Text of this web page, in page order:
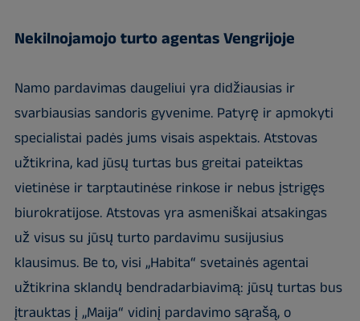
Nekilnojamojo turto agentas Vengrijoje
Namo pardavimas daugeliui yra didžiausias ir
svarbiausias sandoris gyvenime. Patyrę ir apmokyti
specialistai padės jums visais aspektais. Atstovas
užtikrina, kad jūsų turtas bus greitai pateiktas
vietinėse ir tarptautinėse rinkose ir nebus įstrigęs
biurokratijose. Atstovas yra asmeniškai atsakingas
už visus su jūsų turto pardavimu susijusius
klausimus. Be to, visi „Habita“ svetainės agentai
užtikrina sklandų bendradarbiavimą: jūsų turtas bus
įtrauktas į „Maija“ vidinį pardavimo sąrašą, o